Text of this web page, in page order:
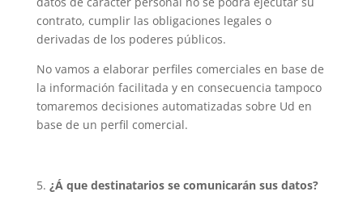
contrato, cumplir las obligaciones legales o
derivadas de los poderes públicos.
No vamos a elaborar perfiles comerciales en base de
la información facilitada y en consecuencia tampoco
tomaremos decisiones automatizadas sobre Ud en
base de un perfil comercial.
¿Á que destinatarios se comunicarán sus datos?